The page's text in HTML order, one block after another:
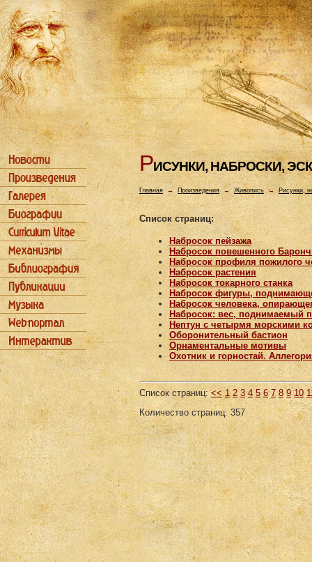
РИСУHКИ, HАБРОСКИ,
Главная→ Произведения → Живопись → Рисунки,
Список страниц:
Набросок пейзажа
Набросок повешенного
Набросок профиля пожилого
Набросок растения
Набросок токарного станка
Набросок фигуры,
Набросок человека,
Набросок: вес, поднимаемый
Нептун с четырмя морскими
Оборонительный бастион
Орнаментальные мотивы
Охотник и горностай.
Список страниц:<< 1 2 3 4 5 6 7 8 9 10
Количество страниц: 357